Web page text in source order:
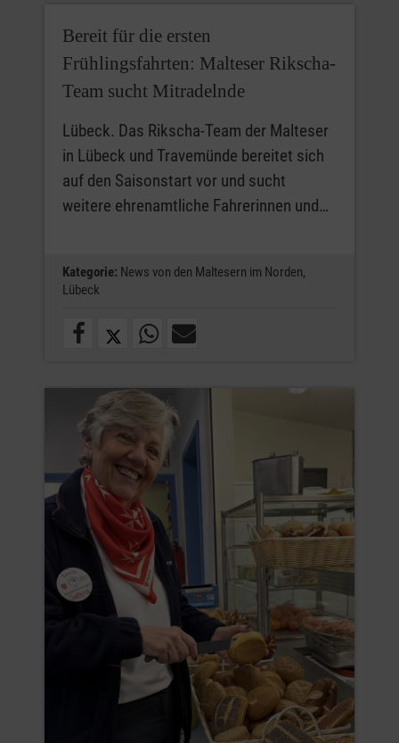
Bereit für die ersten
Frühlingsfahrten: Malteser Rikscha-
Team sucht Mitradelnde
Lübeck. Das Rikscha-Team der Malteser
in Lübeck und Travemünde bereitet sich
auf den Saisonstart vor und sucht
weitere ehrenamtliche Fahrerinnen und…
Kategorie: News von den Maltesern im Norden,
Lübeck